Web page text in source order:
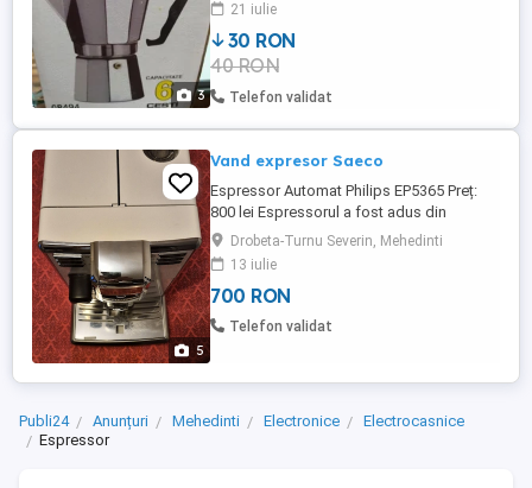
3
21 iulie
30 RON
40 RON
Telefon validat
5
Vand expresor Saeco
Espressor Automat Philips EP5365 Preț:
800 lei Espressorul a fost adus din
Germania, uns grup, schimbate garnituri l,
decalcifiat. Se vinde exact cum se vede în
poze, fără alte accesorii suplimentare.
Funcționează foarte bine! Poate fi utilizat
atât cu cafea boabe, cât și cu cafea
Drobeta-Turnu Severin, Mehedinti
13 iulie
700 RON
Telefon validat
Publi24 Anunțuri Mehedinti Electronice
Electrocasnice
Espressor